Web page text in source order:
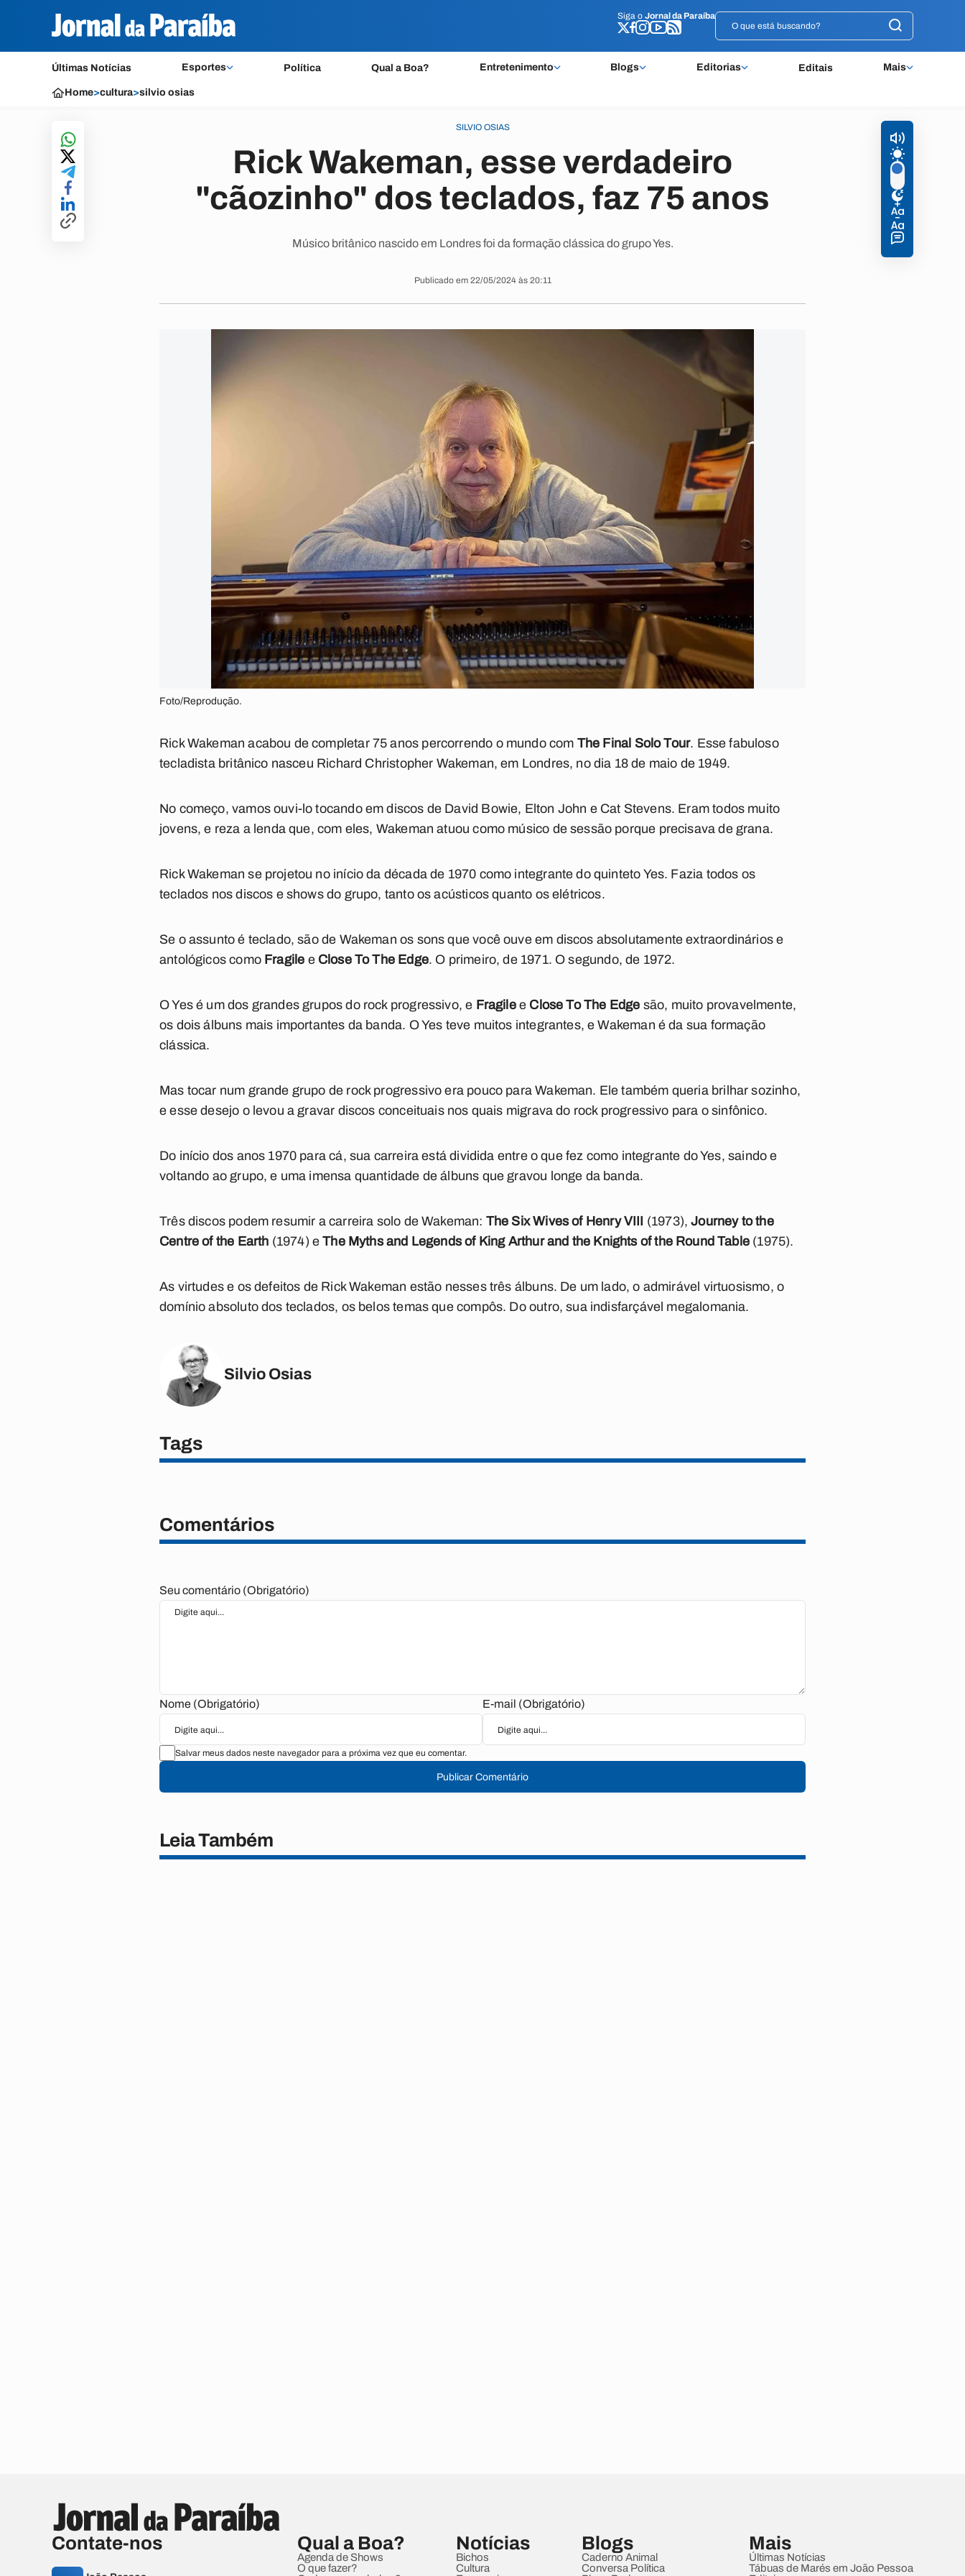
Siga o Jornal da Paraíba
Últimas Notícias Esportes Política Qual a Boa? Entretenimento Blogs Editorias Editais Mais
Siga o Jornal da Paraíba
Home>cultura>silvio osias
SILVIO OSIAS
Rick Wakeman, esse verdadeiro
"cãozinho" dos teclados, faz 75 anos
Músico britânico nascido em Londres foi da formação clássica do grupo Yes.
Publicado em 22/05/2024 às 20:11
Foto/Reprodução.
Rick Wakeman acabou de completar 75 anos percorrendo o mundo com The Final Solo Tour. Esse fabuloso
tecladista britânico nasceu Richard Christopher Wakeman, em Londres, no dia 18 de maio de 1949.
No começo, vamos ouvi-lo tocando em discos de David Bowie, Elton John e Cat Stevens. Eram todos muito
jovens, e reza a lenda que, com eles, Wakeman atuou como músico de sessão porque precisava de grana.
Rick Wakeman se projetou no início da década de 1970 como integrante do quinteto Yes. Fazia todos os
teclados nos discos e shows do grupo, tanto os acústicos quanto os elétricos.
Se o assunto é teclado, são de Wakeman os sons que você ouve em discos absolutamente extraordinários e
antológicos como Fragile e Close To The Edge. O primeiro, de 1971. O segundo, de 1972.
O Yes é um dos grandes grupos do rock progressivo, e Fragilee Close To The Edge são, muito provavelmente,
os dois álbuns mais importantes da banda. O Yes teve muitos integrantes, e Wakeman é da sua formação
clássica.
Mas tocar num grande grupo de rock progressivo era pouco para Wakeman. Ele também queria brilhar sozinho,
e esse desejo o levou a gravar discos conceituais nos quais migrava do rock progressivo para o sinfônico.
Do início dos anos 1970 para cá, sua carreira está dividida entre o que fez como integrante do Yes, saindo e
voltando ao grupo, e uma imensa quantidade de álbuns que gravou longe da banda.
Três discos podem resumir a carreira solo de Wakeman: The Six Wives of Henry VIII (1973),Journey to the
Centre of the Earth (1974) eThe Myths and Legends of King Arthur and the Knights of the Round Table (1975).
As virtudes e os defeitos de Rick Wakeman estão nesses três álbuns. De um lado, o admirável virtuosismo, o
domínio absoluto dos teclados, os belos temas que compôs. Do outro, sua indisfarçável megalomania.
Silvio Osias
Tags
Comentários
Seu comentário (Obrigatório)
Nome (Obrigatório) E-mail (Obrigatório)
Salvar meus dados neste navegador para a próxima vez que eu comentar.
Publicar Comentário
Leia Também
Contate-nos Qual a Boa?
Agenda de Shows
O que fazer?
Notícias
Bichos
Cultura
Blogs
Caderno Animal
Conversa Política
Mais
Últimas Notícias
Tábuas de Marés em João Pessoa